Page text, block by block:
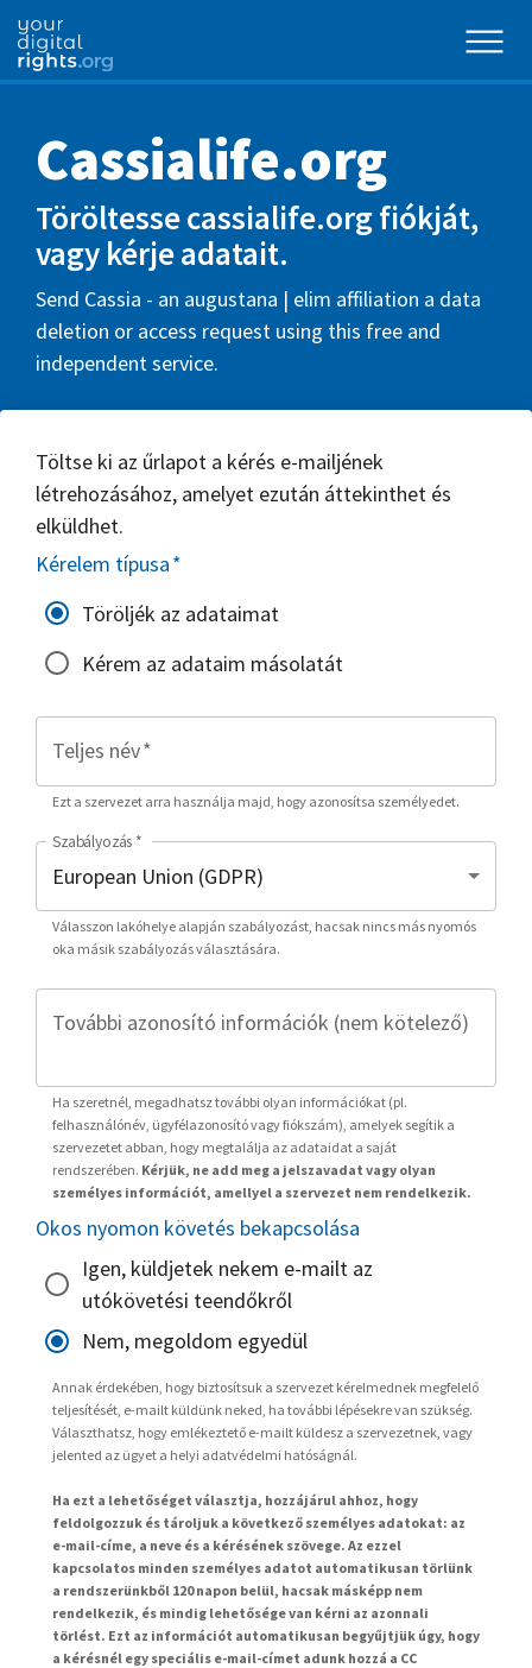
Cassialife.org
Töröltesse cassialife.org fiókját,
vagy kérje adatait.
Send Cassia - an augustana | elim affiliation a data
deletion or access request using this free and
independent service.
Töltse ki az űrlapot a kérés e-mailjének
létrehozásához, amelyet ezután áttekinthet és
elküldhet.
Kérelem típusa*
Töröljék az adataimat
Kérem az adataim másolatát
Teljes név*
Ezt a szervezet arra használja majd, hogy azonosítsa személyedet.
Szabályozás *
Válasszon lakóhelye alapján szabályozást, hacsak nincs más nyomós
oka másik szabályozás választására.
További azonosító információk (nem kötelező)
Ha szeretnél, megadhatsz további olyan információkat (pl.
felhasználónév, ügyfélazonosító vagy fiókszám), amelyek segítik a
szervezetet abban, hogy megtalálja az adataidat a saját
rendszerében. Kérjük, ne add meg a jelszavadat vagy olyan
személyes információt, amellyel a szervezet nem rendelkezik.
Okos nyomon követés bekapcsolása
Igen, küldjetek nekem e-mailt az
utókövetési teendőkről
Nem, megoldom egyedül
Annak érdekében, hogy biztosítsuk a szervezet kérelmednek megfelelő
teljesítését, e-mailt küldünk neked, ha további lépésekre van szükség.
Választhatsz, hogy emlékeztető e-mailt küldesz a szervezetnek, vagy
jelented az ügyet a helyi adatvédelmi hatóságnál.
Ha ezt a lehetőséget választja, hozzájárul ahhoz, hogy
feldolgozzuk és tároljuk a következő személyes adatokat: az
e-mail-címe, a neve és a kérésének szövege. Az ezzel
kapcsolatos minden személyes adatot automatikusan törlünk
a rendszerünkből 120 napon belül, hacsak másképp nem
rendelkezik, és mindig lehetősége van kérni az azonnali
törlést. Ezt az információt automatikusan begyűjtjük úgy, hogy
a kérésnél egy speciális e-mail-címet adunk hozzá a CC